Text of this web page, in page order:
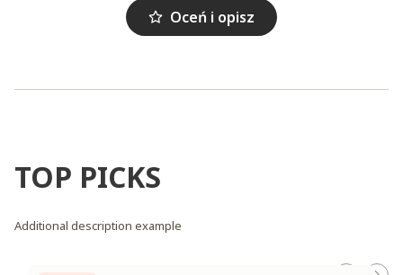
Oceń i opisz
TOP PICKS
Additional description example